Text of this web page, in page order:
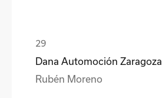
Dana Automoción Zaragoza
Rubén Moreno